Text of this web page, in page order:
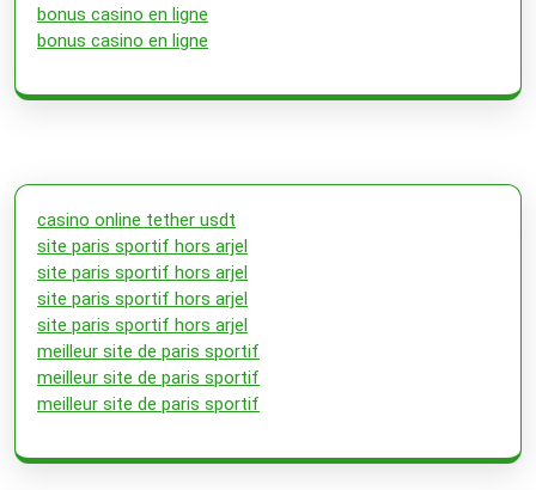
bonus casino en ligne
bonus casino en ligne
casino online tether usdt
site paris sportif hors arjel
site paris sportif hors arjel
site paris sportif hors arjel
site paris sportif hors arjel
meilleur site de paris sportif
meilleur site de paris sportif
meilleur site de paris sportif